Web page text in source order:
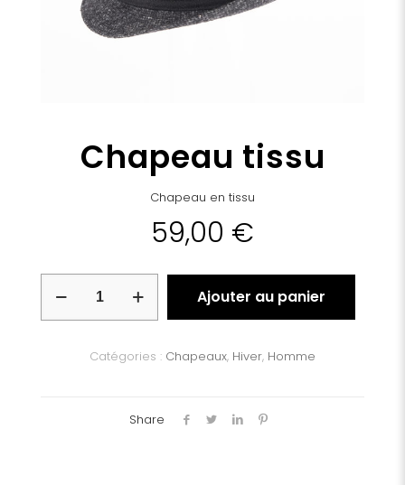
Chapeau tissu
Chapeau en tissu
59,00 €
Chapeau
Ajouter au panier
Catégories : Chapeaux, Hiver, Homme
Share